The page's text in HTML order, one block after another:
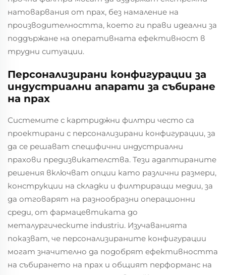
натоварвания от прах, без намаление на
производителността, което ги прави идеални за
поддържане на оперативната ефективност в
трудни ситуации.
Персонализирани конфигурации за
индустриални апарати за събиране
на прах
Системите с картриджни филтри често са
проектирани с персонализирани конфигурации, за
да се решават специфични индустриални
прахови предизвикателства. Тези адаптираните
решения включват опции като различни размери,
конструкции на складки и филтриращи медии, за
да отговарят на разнообразни операционни
среди, от фармацевтиката до
металургическите industriи. Изучаванията
показват, че персонализираните конфигурации
могат значително да подобрят ефективността
на събирането на прах и общият перформанс на